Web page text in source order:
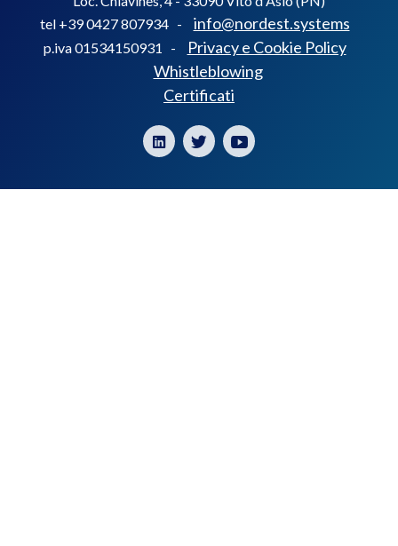
tel +39 0427 807934 -
info@nordest.systems
p.iva 01534150931 -
Privacy e Cookie Policy
Whistleblowing
Certificati